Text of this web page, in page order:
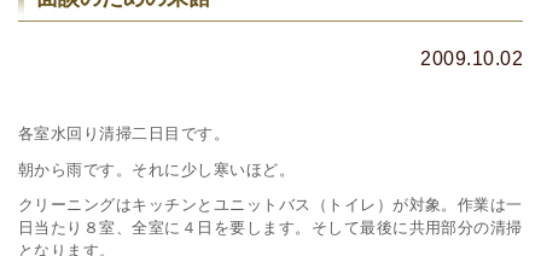
2009.10.02
各室水回り清掃二日目です。
朝から雨です。それに少し寒いほど。
クリーニングはキッチンとユニットバス（トイレ）が対象。作業は一
日当たり８室、全室に４日を要します。そして最後に共用部分の清掃
となります。